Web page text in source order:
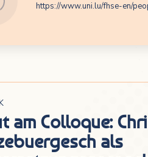
https://www.uni.lu/fhse-en/
am Colloque:
als